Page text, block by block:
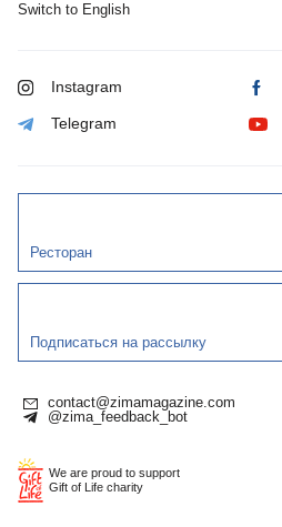
Switch to English
Instagram
Telegram
Ресторан
Подписаться на рассылку
contact@zimamagazine.com
@zima_feedback_bot
We are proud to support
Gift of Life charity